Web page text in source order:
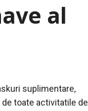
al
suplimentare,
toate activitatile de